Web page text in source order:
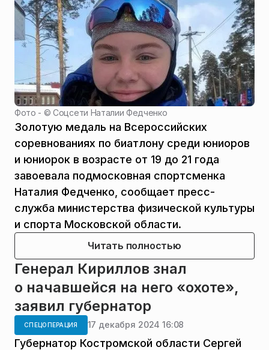
Фото - ©Соцсети Наталии Федченко
Золотую медаль на Всероссийских
соревнованиях по биатлону среди юниоров
и юниорок в возрасте от 19 до 21 года
завоевала подмосковная спортсменка
Наталия Федченко, сообщает пресс-
служба министерства физической культуры
и спорта Московской области.
Читать полностью
Генерал Кириллов знал
о начавшейся на него «охоте»,
заявил губернатор
СПЕЦОПЕРАЦИЯ 17 декабря 2024 16:08
Губернатор Костромской области Сергей